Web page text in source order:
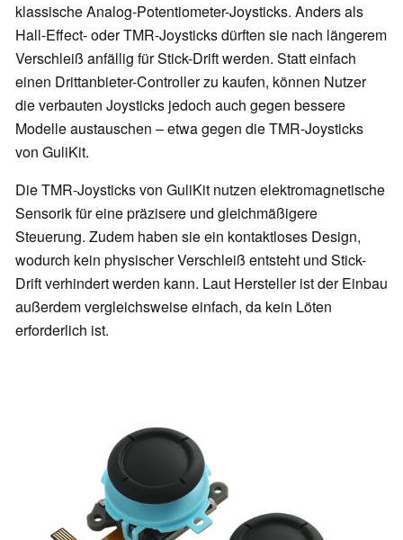
klassische Analog-Potentiometer-Joysticks. Anders als
Hall-Effect- oder TMR-Joysticks dürften sie nach längerem
Verschleiß anfällig für Stick-Drift werden. Statt einfach
einen Drittanbieter-Controller zu kaufen, können Nutzer
die verbauten Joysticks jedoch auch gegen bessere
Modelle austauschen – etwa gegen die TMR-Joysticks
von GuliKit.
Die TMR-Joysticks von GuliKit nutzen elektromagnetische
Sensorik für eine präzisere und gleichmäßigere
Steuerung. Zudem haben sie ein kontaktloses Design,
wodurch kein physischer Verschleiß entsteht und Stick-
Drift verhindert werden kann. Laut Hersteller ist der Einbau
außerdem vergleichsweise einfach, da kein Löten
erforderlich ist.